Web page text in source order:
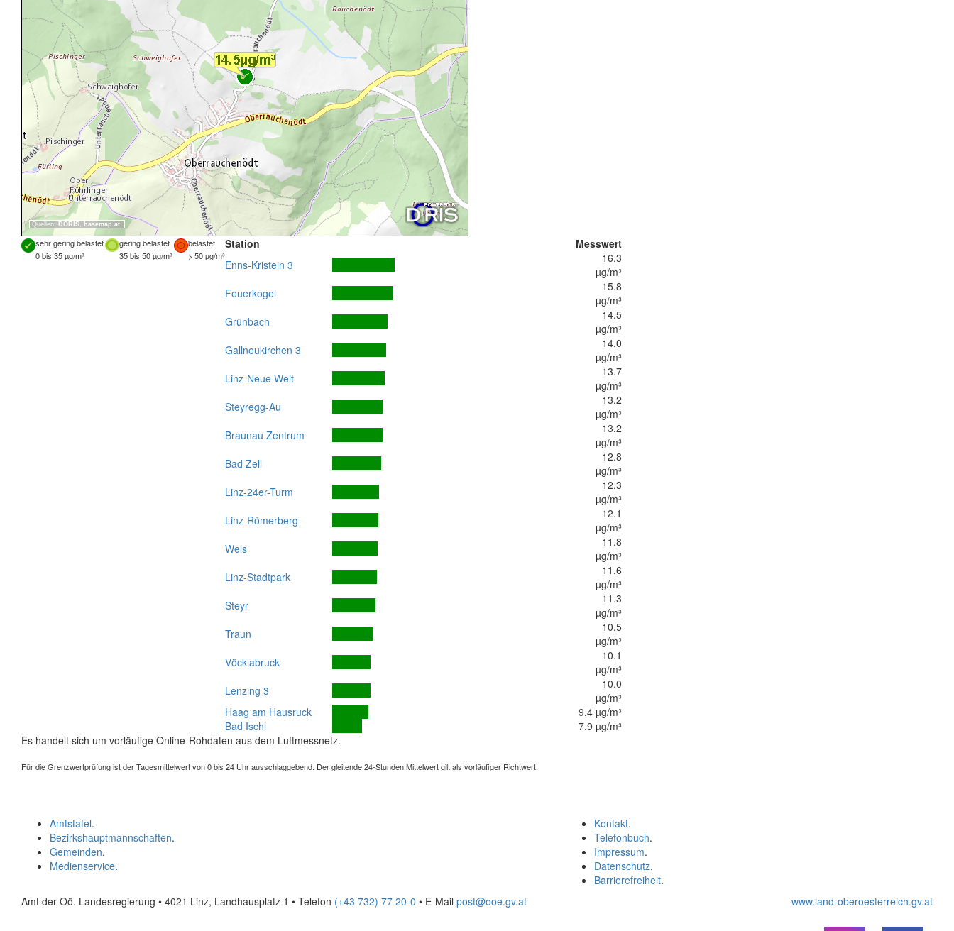
Quellen: DORIS, basemap.at
sehr gering belastet gering belastet
belastet
0 bis 35 µg/m³
35 bis 50 µg/m³ > 50 µg/m³
Station
Messwert
Enns-Kristein 3
16.3
µg/m³
Feuerkogel
15.8
µg/m³
Grünbach
14.5
µg/m³
Gallneukirchen 3
14.0
µg/m³
Linz-Neue Welt
13.7
µg/m³
Steyregg-Au
13.2
µg/m³
Braunau Zentrum
13.2
µg/m³
Bad Zell
12.8
µg/m³
Linz-24er-Turm
12.3
µg/m³
Linz-Römerberg
12.1
µg/m³
Wels
11.8
µg/m³
Linz-Stadtpark
11.6
µg/m³
Steyr
11.3
µg/m³
Traun
10.5
µg/m³
Vöcklabruck
10.1
µg/m³
Lenzing 3
10.0
µg/m³
Haag am Hausruck
9.4 µg/m³
Bad Ischl
7.9 µg/m³
Es handelt sich um vorläufige Online-Rohdaten aus dem Luftmessnetz.
Für die Grenzwertprüfung ist der Tagesmittelwert von 0 bis 24 Uhr ausschlaggebend. Der gleitende 24-Stunden Mittelwert gilt als vorläufiger Richtwert.
Kontakt.
Telefonbuch.
Impressum.
Datenschutz.
Barrierefreiheit.
Amtstafel.
Bezirkshauptmannschaften.
Gemeinden.
Medienservice.
Amt der Oö. Landesregierung • 4021 Linz, Landhausplatz 1 • Telefon (+43 732) 77 20-0 • E-Mail post@ooe.gv.at www.land-oberoesterreich.gv.at